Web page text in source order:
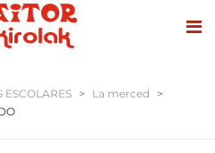
elementos en el carrito
ESCOLARES > La merced
>